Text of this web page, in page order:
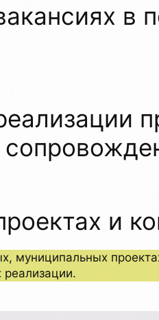
в
и
муниципальных
реализации.